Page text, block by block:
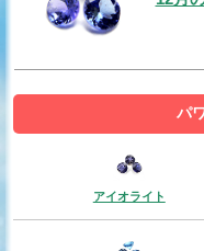
パ
アイオライト